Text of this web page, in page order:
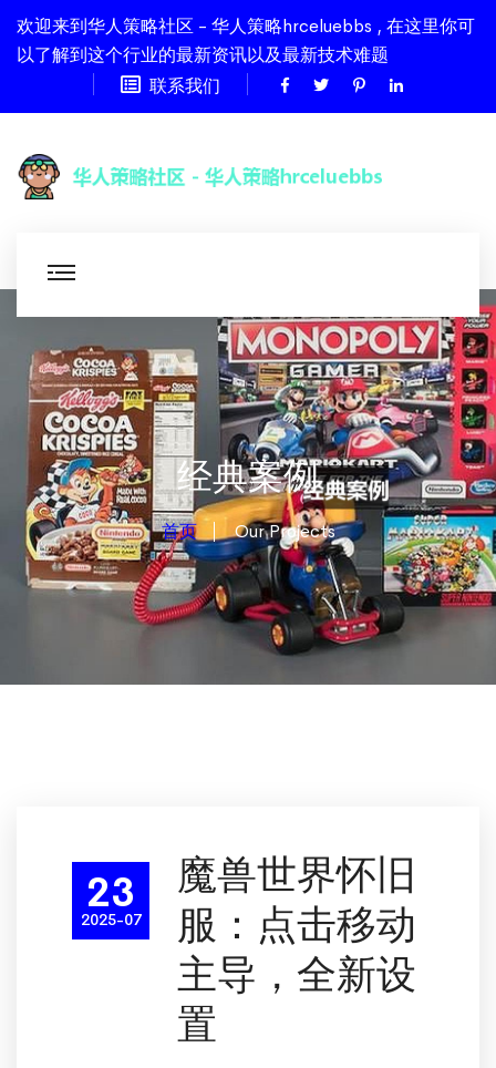
欢迎来到华人策略社区 - 华人策略hrceluebbs , 在这里你可
以了解到这个行业的最新资讯以及最新技术难题
联系我们
经典案例
首页 Our Projects
23
2025-07
魔兽世界怀旧
服：点击移动
主导，全新设
置